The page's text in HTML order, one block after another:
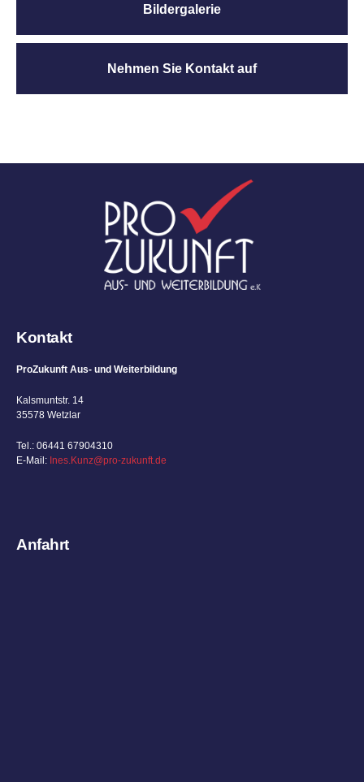
Bildergalerie
Nehmen Sie Kontakt auf
Kontakt
ProZukunft Aus- und Weiterbildung
Kalsmuntstr. 14
35578 Wetzlar
Tel.: 06441 67904310
E-Mail: Ines.Kunz@pro-zukunft.de
Anfahrt